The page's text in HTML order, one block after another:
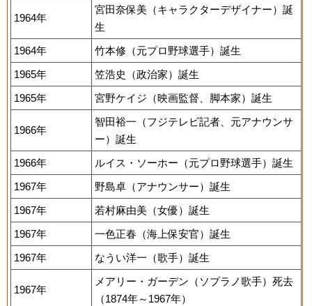
1964年
宮田奈保美（キャラクターデザイナー）誕
生
1964年
竹本修（元プロ野球選手）誕生
1965年
笠浩史（政治家）誕生
1965年
宮野ケイジ（映画監督、脚本家）誕生
1966年
智田裕一（フジテレビ記者、元アナウンサ
ー）誕生
1966年
ルイス・ソーホー（元プロ野球選手）誕生
1967年
野島卓（アナウンサー）誕生
1967年
若村麻由美（女優）誕生
1967年
一色正春（海上保安官）誕生
1967年
なうい洋一（歌手）誕生
1967年
メアリー・ガーデン（ソプラノ歌手）死去
（1874年～1967年）